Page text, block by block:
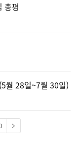
총평
월 28일~7월 30일)